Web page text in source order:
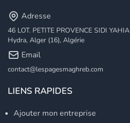
Adresse
46 LOT. PETITE PROVENCE SIDI YAHIA
Hydra, Alger (16), Algérie
Email
contact@lespagesmaghreb.com
LIENS RAPIDES
Ajouter mon entreprise